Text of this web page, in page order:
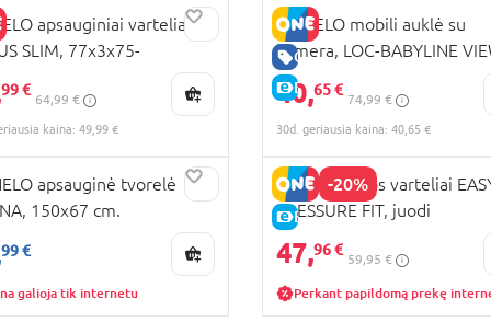
KAINA
INTERNETU
apsauginiai varteliai
SLIM, 77x3x75-
105 cm., Black carbon
99 €
64,99 €
kaina: 49,99 €
GERA KAINA
E-KAINA
LIONELO mobili auklė su
kamera, LOC-BABYLINE
WHITE
40,65 €
74,99 €
30d. geriausia kaina: 40,65 €
KAINA
apsauginė tvorelė
150x67 cm.
99 €
galioja tik internetu
-20%
E-KAINA
NOMA saugos varteliai
PRESSURE FIT, juodi
47,96 €
59,95 €
Perkant papildomą prekę